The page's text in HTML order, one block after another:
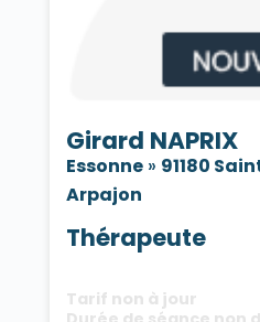
Girard NAPRIX
Essonne» 91180
Arpajon
Thérapeute
Tarif non à jour